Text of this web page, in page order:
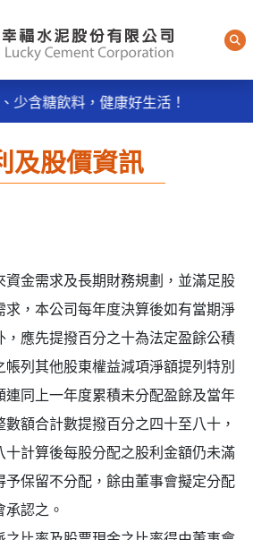
股份有限公司
鬆做 天天我的餐盤6口訣餐餐吃，
少含糖飲料，健康好生活！
週到：主動服務，消除客戶抱怨
。
率，實施及維持ISO9001：2015
質管理系統。
到：主動服務，消除客戶抱怨
。
質管理系統。
及股價資訊
資金需求及長期財務規劃，並滿足股
求，本公司每年度決算後如有當期淨
，應先提撥百分之十為法定盈餘公積
帳列其他股東權益減項淨額提列特別
連同上一年度累積未分配盈餘及當年
額合計數提撥百分之四十至八十，
十計算後每股分配之股利金額仍未滿
予保留不分配，餘由董事會擬定分配
認之。